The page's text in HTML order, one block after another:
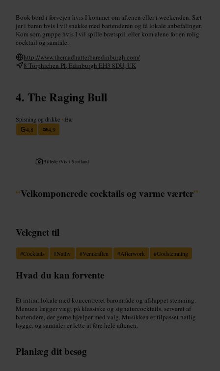
Book bord i forvejen hvis I kommer om aftenen eller i weekenden. Sæt
jer i baren hvis I vil snakke med bartenderen og få lokale anbefalinger.
Kom som gruppe hvis I vil spille brætspil, eller kom alene for en rolig
cocktail og samtale.
http://www.themadhatterbaredinburgh.com/
8 Torphichen Pl, Edinburgh EH3 8DU, UK
The Raging Bull
Spisning og drikke • Bar
4,8
4,9
Billede /Visit Scotland
“Velkomponerede cocktails og varme værter”
Velegnet til
#Cocktails #Natliv #Venneaften #Afterwork #Godstemning
Hvad du kan forvente
Et intimt lokale med koncentreret barområde og afslappet stemning.
Menuen lægger vægt på klassiske og signaturcocktails, serveret af
bartendere, der gerne hjælper med valg. Musikken er tilpasset natlig
hygge, og samtaler er lette at føre hele aftenen.
Planlæg dit besøg